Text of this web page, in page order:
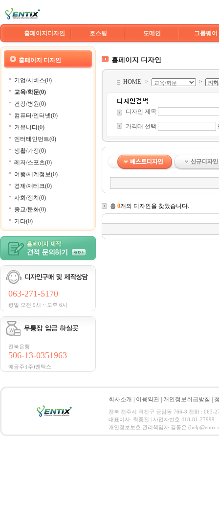
홈페이지디자인 호스팅 도메인 그룹웨어
홈페이지 디자인
기업/서비스(0)
교육/학문(0)
건강/병원(0)
컴퓨터/인터넷(0)
커뮤니티(0)
엔터테인먼트(0)
생활/가정(0)
레저/스포츠(0)
여행/세계정보(0)
경제/재테크(0)
사회/정치(0)
종교/문화(0)
기타(0)
063-271-5170
평일 오전 9시 ~ 오후 6시
전북은행
506-13-0351963
예금주:(주)엔틱스
홈페이지 디자인
HOME > >
디자인 제목
가격대 선택
총 0개의 디자인을 찾았습니다.
회사소개 이용약관 개인정보취급방침
전북 전주시 덕진구 금암동 766-8 전화 : 063-
대표이사: 최종진 | 사업자번호 418-81-27999
개인정보보호 관리책임자:김동은